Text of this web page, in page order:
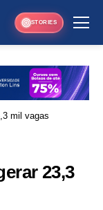
STORIES
mil vagas
23,3